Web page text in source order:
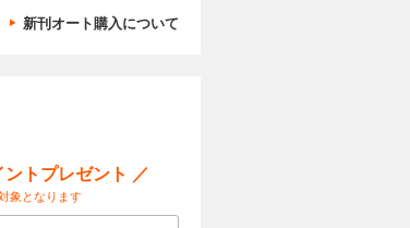
新刊オート購入について
トプレゼント ／
象となります